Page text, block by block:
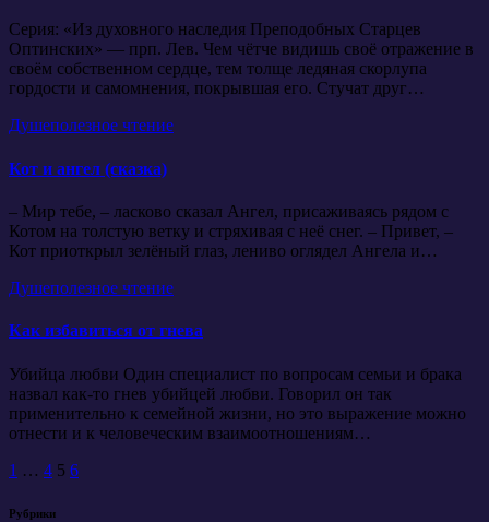
Серия: «Из духовного наследия Преподобных Старцев
Оптинских» — прп. Лев. Чем чётче видишь своё отражение в
своём собственном сердце, тем толще ледяная скорлупа
гордости и самомнения, покрывшая его. Стучат друг…
Душеполезное чтение
Кот и ангел (сказка)
– Мир тебе, – ласково сказал Ангел, присаживаясь рядом с
Котом на толстую ветку и стряхивая с неё снег. – Привет, –
Кот приоткрыл зелёный глаз, лениво оглядел Ангела и…
Душеполезное чтение
Как избавиться от гнева
Убийца любви Один специалист по вопросам семьи и брака
назвал как-то гнев убийцей любви. Говорил он так
применительно к семейной жизни, но это выражение можно
отнести и к человеческим взаимоотношениям…
Пагинация
записей
1 … 4 5 6
Рубрики